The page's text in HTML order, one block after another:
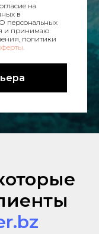
на
в
персональных
и принимаю
политики